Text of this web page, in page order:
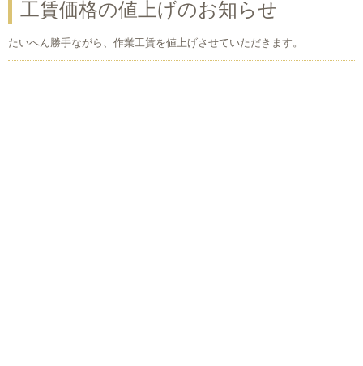
工賃価格の値上げのお知らせ
たいへん勝手ながら、作業工賃を値上げさせていただきます。